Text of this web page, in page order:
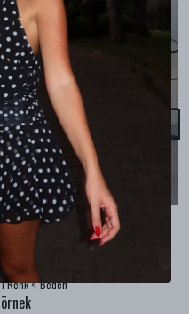
%100 KETEN SALAŞ GÖMLEK - Bej
₺ 2,099.99
1 Renk 4 Beden
örnek